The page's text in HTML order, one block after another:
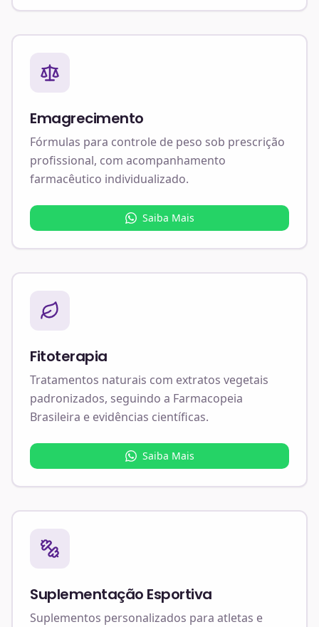
Emagrecimento
Fórmulas para controle de peso sob prescrição
profissional, com acompanhamento
farmacêutico individualizado.
Saiba Mais
Fitoterapia
Tratamentos naturais com extratos vegetais
padronizados, seguindo a Farmacopeia
Brasileira e evidências científicas.
Saiba Mais
Suplementação Esportiva
Suplementos personalizados para atletas e